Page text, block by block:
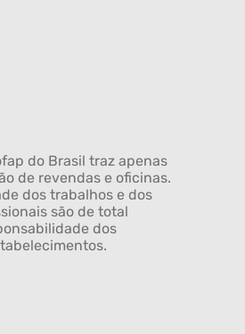
do Brasil traz apenas
de revendas e oficinas.
dos trabalhos e dos
são de total
dos